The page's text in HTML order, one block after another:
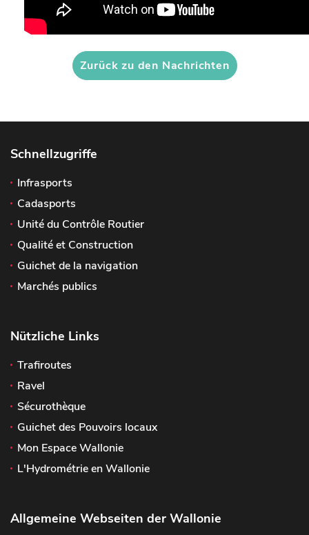
Zurück zu den Nachrichten
Schnellzugriffe
Infrasports
Cadasports
Unité du Contrôle Routier
Qualité et Construction
Guichet de la navigation
Marchés publics
Nützliche Links
Trafiroutes
Ravel
Sécurothèque
Guichet des Pouvoirs locaux
Mon Espace Wallonie
L'Hydrométrie en Wallonie
Allgemeine Webseiten der Wallonie